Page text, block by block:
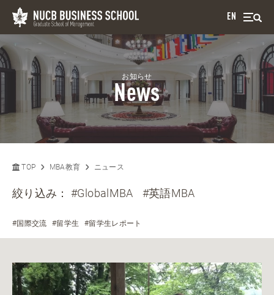
EN
お知らせ
News
TOP MBA教育 ニュース
絞り込み：#GlobalMBA #英語MBA
#国際交流 #留学生 #留学生レポート